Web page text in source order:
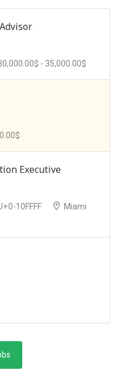
- 35,000.00$
Executive
10FFFF
Miami